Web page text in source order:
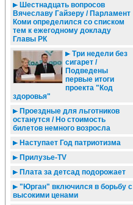
Шестнадцать вопросов
Вячеславу Гайзеру / Парламент
Коми определился со списком
тем к ежегодному докладу
Главы РК
Три недели без
сигарет /
Подведены
первые итоги
проекта "Код
здоровья"
Проездные для льготников
останутся / Но стоимость
билетов немного возросла
Наступает Год патриотизма
Прилузье-TV
Плата за детсад подорожает
"Юрган" включился в борьбу с
высокими ценами